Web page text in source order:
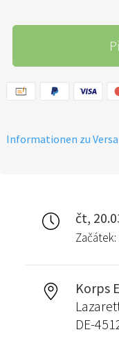
Informationen zu
čt,
Začátek:
Korps
DE-